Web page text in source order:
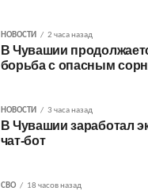
НОВОСТИ 2 часа назад
В Чувашии
борьба с опасным
НОВОСТИ 3 часа назад
В Чувашии заработал
чат-бот
СВО 18 часов назад